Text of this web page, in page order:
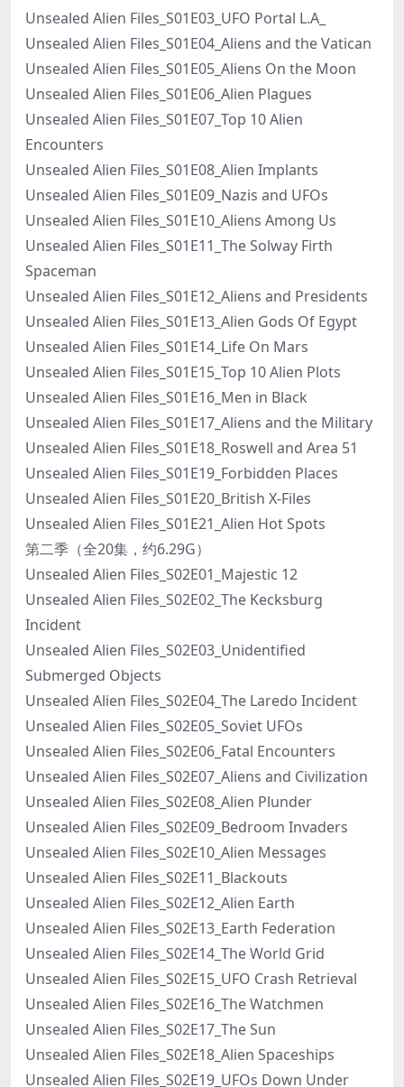
Unsealed Alien Files_S01E03_UFO Portal L.A_
Unsealed Alien Files_S01E04_Aliens and the Vatican
Unsealed Alien Files_S01E05_Aliens On the Moon
Unsealed Alien Files_S01E06_Alien Plagues
Unsealed Alien Files_S01E07_Top 10 Alien
Encounters
Unsealed Alien Files_S01E08_Alien Implants
Unsealed Alien Files_S01E09_Nazis and UFOs
Unsealed Alien Files_S01E10_Aliens Among Us
Unsealed Alien Files_S01E11_The Solway Firth
Spaceman
Unsealed Alien Files_S01E12_Aliens and Presidents
Unsealed Alien Files_S01E13_Alien Gods Of Egypt
Unsealed Alien Files_S01E14_Life On Mars
Unsealed Alien Files_S01E15_Top 10 Alien Plots
Unsealed Alien Files_S01E16_Men in Black
Unsealed Alien Files_S01E17_Aliens and the Military
Unsealed Alien Files_S01E18_Roswell and Area 51
Unsealed Alien Files_S01E19_Forbidden Places
Unsealed Alien Files_S01E20_British X-Files
Unsealed Alien Files_S01E21_Alien Hot Spots
第二季（全20集，约6.29G）
Unsealed Alien Files_S02E01_Majestic 12
Unsealed Alien Files_S02E02_The Kecksburg
Incident
Unsealed Alien Files_S02E03_Unidentified
Submerged Objects
Unsealed Alien Files_S02E04_The Laredo Incident
Unsealed Alien Files_S02E05_Soviet UFOs
Unsealed Alien Files_S02E06_Fatal Encounters
Unsealed Alien Files_S02E07_Aliens and Civilization
Unsealed Alien Files_S02E08_Alien Plunder
Unsealed Alien Files_S02E09_Bedroom Invaders
Unsealed Alien Files_S02E10_Alien Messages
Unsealed Alien Files_S02E11_Blackouts
Unsealed Alien Files_S02E12_Alien Earth
Unsealed Alien Files_S02E13_Earth Federation
Unsealed Alien Files_S02E14_The World Grid
Unsealed Alien Files_S02E15_UFO Crash Retrieval
Unsealed Alien Files_S02E16_The Watchmen
Unsealed Alien Files_S02E17_The Sun
Unsealed Alien Files_S02E18_Alien Spaceships
Unsealed Alien Files_S02E19_UFOs Down Under